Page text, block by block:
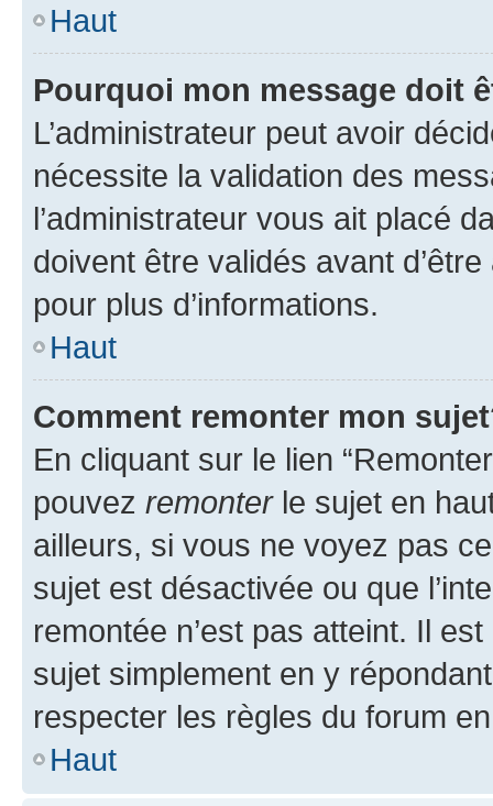
Haut
Pourquoi mon message doit
L’administrateur peut avoir
nécessite la validation des
l’administrateur vous ait placé
doivent être validés avant
pour plus d’informations.
Haut
Comment remonter mon
En cliquant sur le lien
pouvez remonterle sujet en
ailleurs, si vous ne voyez pas
sujet est désactivée ou que
remontée n’est pas atteint. Il
sujet simplement en y
respecter les règles du forum
Haut